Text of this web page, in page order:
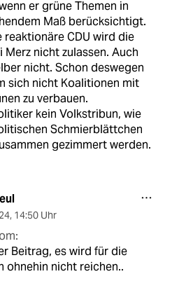
er grüne Themen in
Maß berücksichtigt.
reaktionäre CDU wird die
Merz nicht zulassen. Auch
nicht. Schon deswegen
sich nicht Koalitionen mit
zu verbauen.
kein Volkstribun, wie
Schmierblättchen
gezimmert werden.
, 14:50 Uhr
Beitrag, es wird für die
ohnehin nicht reichen..